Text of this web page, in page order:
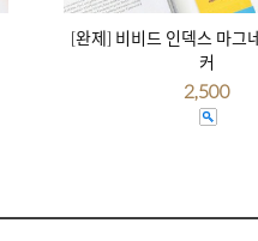
[완제] 비비드 인덱스 마그
커
2,500